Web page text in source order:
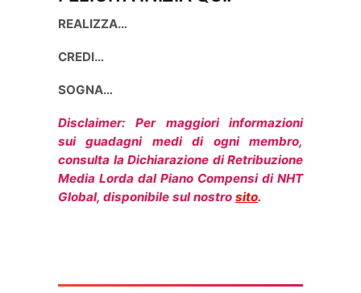
REALIZZA…
CREDI…
SOGNA…
Disclaimer: Per maggiori informazioni
sui guadagni medi di ogni membro,
consulta la Dichiarazione di Retribuzione
Media Lorda dal Piano Compensi di NHT
Global, disponibile sul nostro sito.